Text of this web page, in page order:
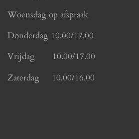
Woensdag op afspraak
Donderdag 10.00/17.00
Vrijdag 10.00/17.00
Zaterdag 10.00/16.00